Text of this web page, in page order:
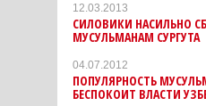
12.03.2013
СИЛОВИКИ НАСИЛЬНО
МУСУЛЬМАНАМ СУРГУТА
04.07.2012
ПОПУЛЯРНОСТЬ
БЕСПОКОИТ ВЛАСТИ